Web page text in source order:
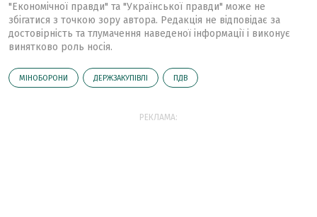
"Економічної правди" та "Української правди" може не
збігатися з точкою зору автора. Редакція не відповідає за
достовірність та тлумачення наведеної інформації і виконує
винятково роль носія.
МІНОБОРОНИ ДЕРЖЗАКУПІВЛІ ПДВ
РЕКЛАМА: